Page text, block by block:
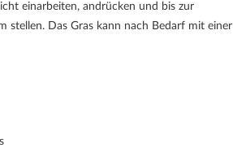
einarbeiten, andrücken und bis zur
stellen. Das Gras kann nach Bedarf mit einer